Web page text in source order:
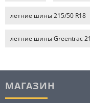
летние шины 215/50 R18
летние шины Greentrac
МАГАЗИН